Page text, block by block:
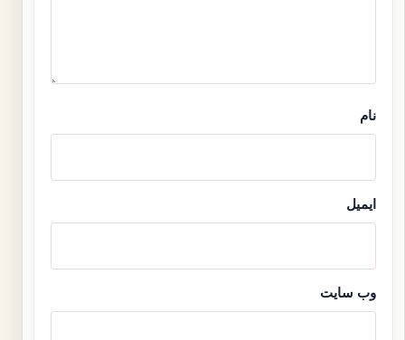
نام
ایمیل
وب‌ سایت